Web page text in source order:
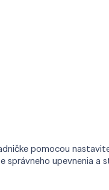
pomocou
správneho upevnenia